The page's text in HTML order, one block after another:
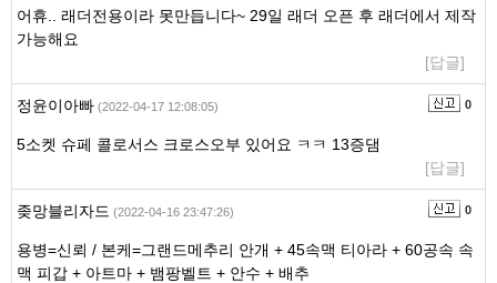
어휴.. 래더전용이라 못만듭니다~ 29일 래더 오픈 후 래더에서 제작
가능해요
[답글]
정윤이아빠 (2022-04-17 12:08:05) 0
5소켓 슈페 콜로서스 크로스오부 있어요 ㅋㅋ 13증댐
[답글]
좆망블리자드 (2022-04-16 23:47:26) 0
용병=신뢰 / 본케=그랜드메추리 안개 + 45속맥 티아라 + 60공속 속
맥 피갑 + 아트마 + 뱀팡벨트 + 안수 + 배추